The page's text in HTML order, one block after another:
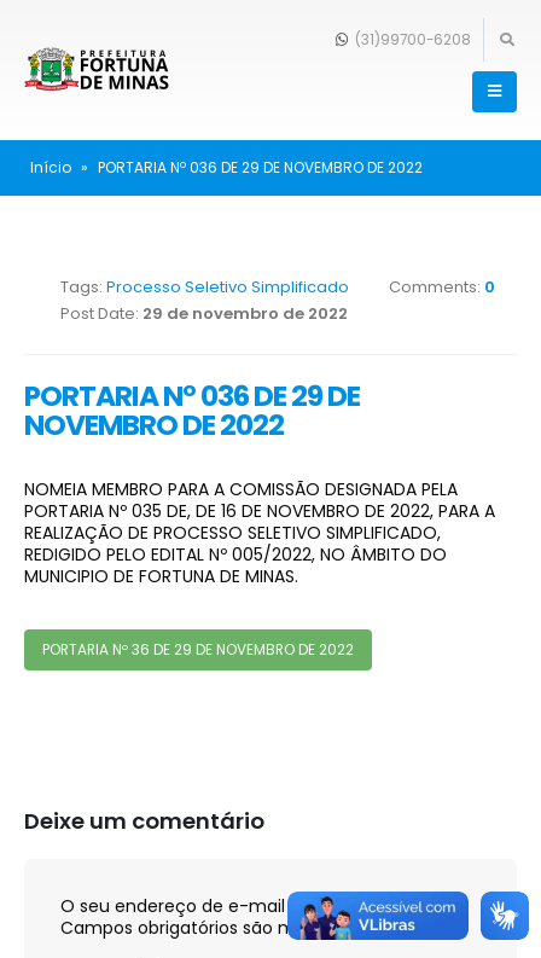
(31)99700-6208
Início » PORTARIA Nº 036 DE 29 DE NOVEMBRO DE 2022
Tags: Processo Seletivo Simplificado Comments: 0
Post Date: 29 de novembro de 2022
PORTARIA Nº 036 DE 29 DE
NOVEMBRO DE 2022
NOMEIA MEMBRO PARA A COMISSÃO DESIGNADA PELA
PORTARIA Nº 035 DE, DE 16 DE NOVEMBRO DE 2022, PARA A
REALIZAÇÃO DE PROCESSO SELETIVO SIMPLIFICADO,
REDIGIDO PELO EDITAL Nº 005/2022, NO ÂMBITO DO
MUNICIPIO DE FORTUNA DE MINAS.
PORTARIA Nº 36 DE 29 DE NOVEMBRO DE 2022
Deixe um comentário
O seu endereço de e-mail não será publicado.
Campos obrigatórios são marcados com*